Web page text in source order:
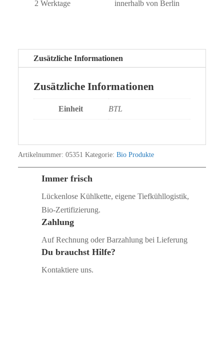
2 Werktage innerhalb von Berlin
Zusätzliche Informationen
Zusätzliche Informationen
Einheit BTL
Artikelnummer: 05351 Kategorie: Bio Produkte
Immer frisch
Lückenlose Kühlkette, eigene Tiefkühllogistik,
Bio‑Zertifizierung.
Zahlung
Auf Rechnung oder Barzahlung bei Lieferung
Du brauchst Hilfe?
Kontaktiere uns.